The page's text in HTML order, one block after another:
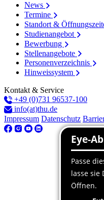
News
Termine
Standort &
Studienangebot
Bewerbung
Stellenangebote
Personenverzeichnis
Hinweissystem
Kontakt & Service
+49 (0)731 96537-100
info(at)thu.de
Impressum Datenschutz